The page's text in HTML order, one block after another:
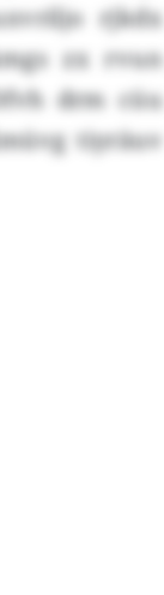
rjkdx
zx rvun
drm cüu
tiyräuv